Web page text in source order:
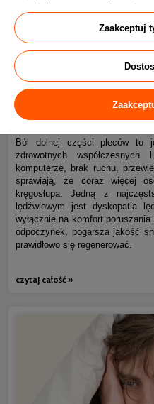
Ból kręgosłupa piersiowego i
spać bez bólu?
Ból dolnej części pleców to
zdrowotnych
komputerze, brak ruchu,
sprawiają, że coraz więcej
kręgosłupa. Jedną z
lędźwiowym jest dyskopatia
wyłącznie na komfort
odpoczynek, pogarsza jakość
prawidłowo się regenerować.
czytaj całość »
Zaakceptuj